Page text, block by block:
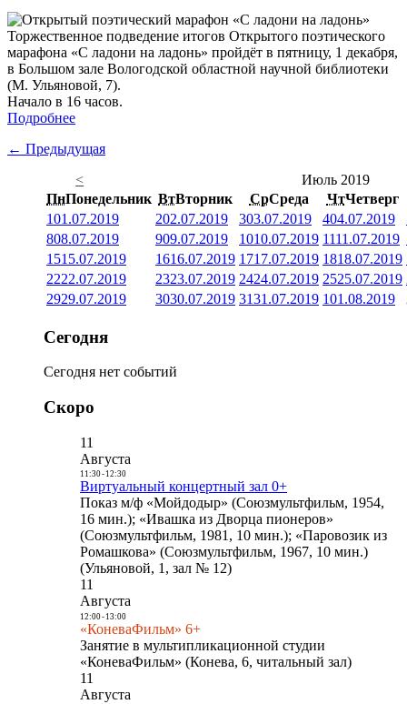
Торжественное подведение итогов Открытого поэтического
марафона «С ладони на ладонь» пройдёт в пятницу, 1 декабря,
в Большом зале Вологодской областной научной библиотеки
(М. Ульяновой, 7).
Начало в 16 часов.
Подробнее
← Предыдущая
<
Июль 2019
ПнПонедельник ВтВторник СрСреда ЧтЧетверг
101.07.2019 202.07.2019 303.07.2019 404.07.2019
808.07.2019 909.07.2019 1010.07.2019 1111.07.2019
1515.07.2019 1616.07.2019 1717.07.2019 1818.07.2019
2222.07.2019 2323.07.2019 2424.07.2019 2525.07.2019
2929.07.2019 3030.07.2019 3131.07.2019 101.08.2019
Сегодня
Сегодня нет событий
Скоро
11
Августа
11:30- 12:30
Виртуальный концертный зал 0+
Показ м/ф «Мойдодыр» (Союзмультфильм, 1954,
16 мин.); «Ивашка из Дворца пионеров»
(Союзмультфильм, 1981, 10 мин.); «Паровозик из
Ромашкова» (Союзмультфильм, 1967, 10 мин.)
(Ульяновой, 1, зал № 12)
11
Августа
12:00- 13:00
«КоневаФильм» 6+
Занятие в мультипликационной студии
«КоневаФильм» (Конева, 6, читальный зал)
11
Августа